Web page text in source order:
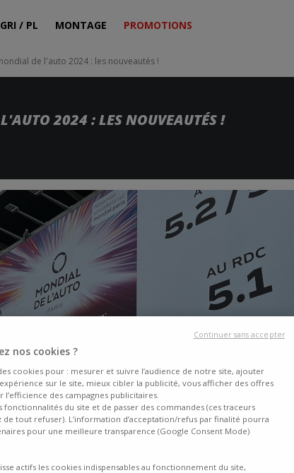
/ PL MONTAGE PROMOTIONS
de l'auto 2024 : les nouveautés !
2024 : LES NOUVEAUTÉS !
nos cookies ?
cookies pour : mesurer et suivre l’audience de notre site, ajouter
sur le site, mieux cibler la publicité, vous afficher des offres
des campagnes publicitaires.
fonctionnalités du site et de passer des commandes (ces traceurs
tout refuser). L’information d’acceptation/refus par finalité pourra
pour une meilleure transparence (Google Consent Mode)
actifs les cookies indispensables au fonctionnement du site,
Continuer sans accepter